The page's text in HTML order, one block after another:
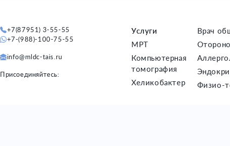
+7(87951) 3-55-55
+7-(988)-100-75-55
info@mldc-tais.ru
Присоединяйтесь:
Услуги
МРТ
Компьютерная
томография
Хеликобактер
Врач
Физио-